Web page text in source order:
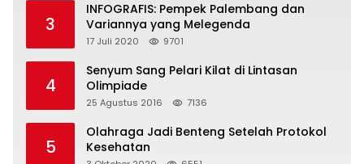
3
INFOGRAFIS: Pempek Palembang dan
Variannya yang Melegenda
17 Juli 2020 9701
4
Senyum Sang Pelari Kilat di Lintasan
Olimpiade
25 Agustus 2016 7136
5
Olahraga Jadi Benteng Setelah Protokol
Kesehatan